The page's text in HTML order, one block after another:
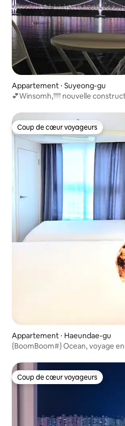
Appartement ⋅ Suyeong-gu
💕Winsomh,🌁 nouvelle
acceptés,🐕‍🦺 Netflix🍎
Coup de cœur voyageurs
Coup de cœur voyageurs
Appartement ⋅ Haeundae-gu
{BoomBoom#} Ocean, voyage
de Haeundae, Netflix #parking
Coup de cœur voyageurs
Coup de cœur voyageurs